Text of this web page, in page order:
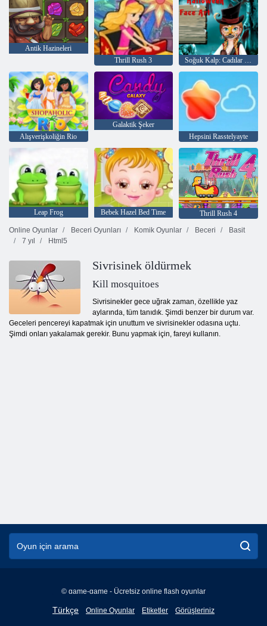
Antik Hazineleri
Thrill Rush 3
Soğuk Kalp: Cadılar Bayramı için Anna'nın yüzünde Rakamlar
Alışverişkoliğin Rio
Galaktik Şeker
Hepsini Rasstelyayte
Leap Frog Bebek Hazel Bed Time
Thrill Rush 4
Online Oyunlar
Beceri Oyunları Komik Oyunlar Beceri
Basit
7 yıl
Html5
Sivrisinek öldürmek
Kill mosquitoes
Sivrisinekler gece uğrak zaman, özellikle yaz
aylarında, tüm tanıdık. Şimdi benzer bir durum var.
Geceleri pencereyi kapatmak için unuttum ve sivrisinekler odasına uçtu.
Şimdi onları yakalamak gerekir. Bunu yapmak için, fareyi kullanın.
© game-game - Ücretsiz online flash oyunlar
Türkçe
English
Online Oyunlar Etiketler Görüşleriniz